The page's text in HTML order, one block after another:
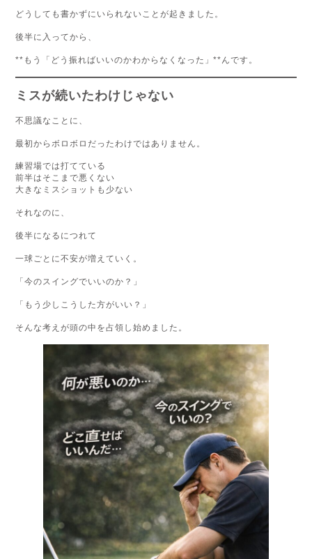
どうしても書かずにいられないことが起きました。
後半に入ってから、
**もう「どう振ればいいのかわからなくなった」**んです。
ミスが続いたわけじゃない
不思議なことに、
最初からボロボロだったわけではありません。
練習場では打てている
前半はそこまで悪くない
大きなミスショットも少ない
それなのに、
後半になるにつれて
一球ごとに不安が増えていく。
「今のスイングでいいのか？」
「もう少しこうした方がいい？」
そんな考えが頭の中を占領し始めました。